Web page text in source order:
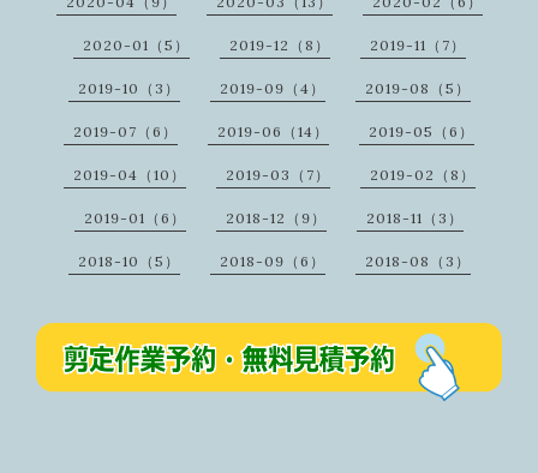
2020-01（5） 2019-12（8） 2019-11（7）
2019-10（3） 2019-09（4） 2019-08（5）
2019-07（6） 2019-06（14） 2019-05（6）
2019-04（10） 2019-03（7） 2019-02（8）
2019-01（6） 2018-12（9） 2018-11（3）
2018-10（5） 2018-09（6） 2018-08（3）